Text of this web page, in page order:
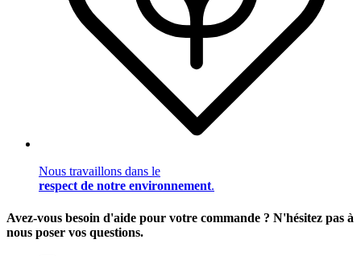
Nous travaillons dans le
respect de notre environnement.
Avez-vous besoin d'aide pour votre commande ? N'hésitez pas à
nous poser vos questions.